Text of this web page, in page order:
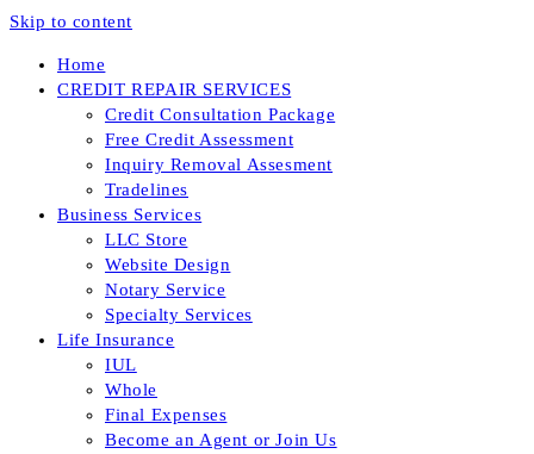
Skip to content
Home
CREDIT REPAIR SERVICES
Credit Consultation Package
Free Credit Assessment
Inquiry Removal Assesment
Tradelines
Business Services
LLC Store
Website Design
Notary Service
Specialty Services
Life Insurance
IUL
Whole
Final Expenses
Become an Agent or Join Us